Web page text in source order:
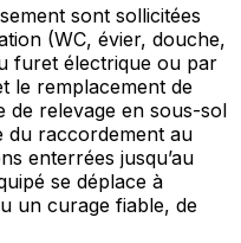
sont sollicitées
(WC, évier, douche,
furet électrique ou par
le remplacement de
de relevage en sous-sol
du raccordement au
enterrées jusqu’au
se déplace à
un curage fiable, de